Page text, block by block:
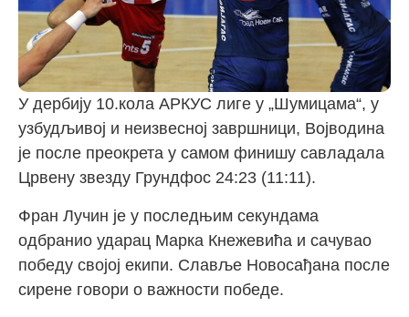
У дербију 10.кола АРКУС лиге у „Шумицама“, у
узбудљивој и неизвесној завршници, Војводина
је после преокрета у самом финишу савладала
Црвену звезду Грундфос 24:23 (11:11).
Фран Лучин је у последњим секундама
одбранио ударац Марка Кнежевића и сачувао
победу својој екипи. Славље Новосађана после
сирене говори о важности победе.